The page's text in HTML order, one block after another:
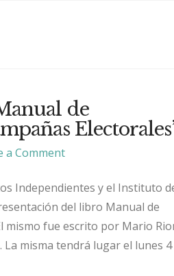
de
a Comment
Independientes y el Instituto
del libro Manual de
mismo fue escrito por Mario
misma tendrá lugar el lunes 4